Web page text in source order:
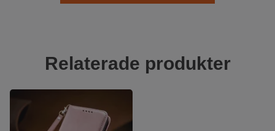
Relaterade produkter